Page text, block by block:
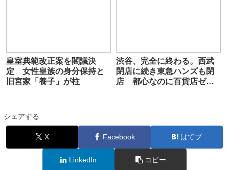
皇室典範改正案を閣議決
定 女性皇族の身分保持と
旧宮家「養子」が柱
渋谷、完全に終わる。西武
閉店に続き東急ハンズも閉
店 都心なのに百貨店ゼロ
シェアする
X Facebook はてブ
LinkedIn コピー